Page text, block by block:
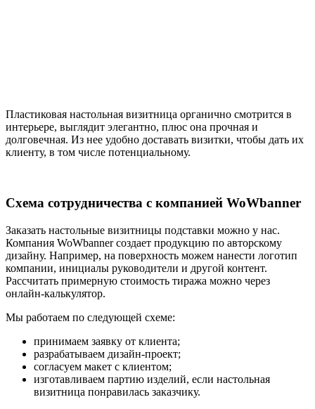
Пластиковая настольная визитница органично смотрится в
интерьере, выглядит элегантно, плюс она прочная и
долговечная. Из нее удобно доставать визитки, чтобы дать их
клиенту, в том числе потенциальному.
Схема сотрудничества с компанией WoWbanner
Заказать настольные визитницы подставки можно у нас.
Компания WoWbanner создает продукцию по авторскому
дизайну. Например, на поверхность можем нанести логотип
компании, инициалы руководители и другой контент.
Рассчитать примерную стоимость тиража можно через
онлайн-калькулятор.
Мы работаем по следующей схеме:
принимаем заявку от клиента;
разрабатываем дизайн-проект;
согласуем макет с клиентом;
изготавливаем партию изделий, если настольная
визитница понравилась заказчику.